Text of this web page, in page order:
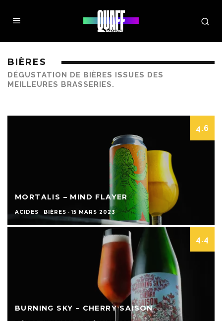
BIÈRES
DÉGUSTATION DE BIÈRES ISSUES DES
MEILLEURES BRASSERIES.
4.6
MORTALIS – MIND FLAYER
ACIDES BIÈRES · 15 MARS 2023
4.4
BURNING SKY – CHERRY SAISON